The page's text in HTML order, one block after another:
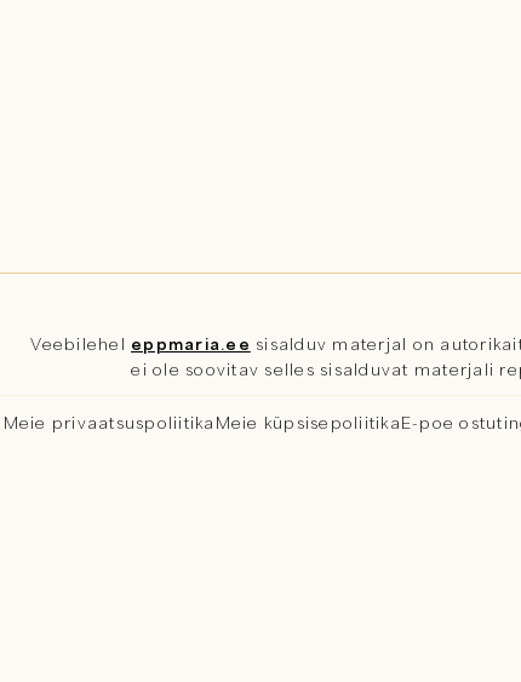
Veebilehel eppmaria.ee sisalduv materjal on
ei ole soovitav selles sisalduvat materjali
Meie privaatsuspoliitika Meie küpsisepoliitikaE-poe